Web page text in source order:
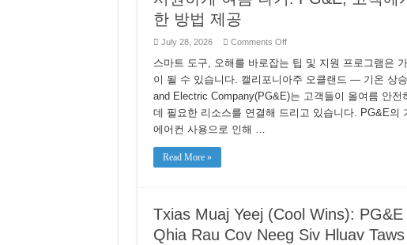
한 방법 제공
July 28, 2026 Comments Offon
원
하
게
여
름
름
너
스마트 도구, 오해를 바로잡는 팁 및 지원 프로그램은
이 될 수 있습니다. 캘리포니아주 오클랜드 — 기온 상
and Electric Company(PG&E)는 고객들이 올여름 안
데 필요한 리소스를 연결해 드리고 있습니다. PG&E
에어컨 사용으로 인해 …
Read More »
Txias Muaj Yeej (Cool Wins):
Qhia Rau Cov Neeg Siv Hluav